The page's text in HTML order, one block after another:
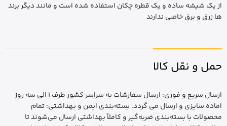
از یک شیشه ساده و یک قطره چکان استفاده شده است و مانند دیگر برند
ها زرق و برق خاصی ندارند
حمل و نقل کالا
ارسال سریع و فوری: ارسال سفارشات به سراسر کشور ظرف 1 الی سه روز
اماده سایزی و ارسال می گردد. بسته‌بندی ایمن و بهداشتی: تمام
محصولات با بسته‌بندی ضربه‌گیر و کاملاً بهداشتی ارسال می‌شوند تا